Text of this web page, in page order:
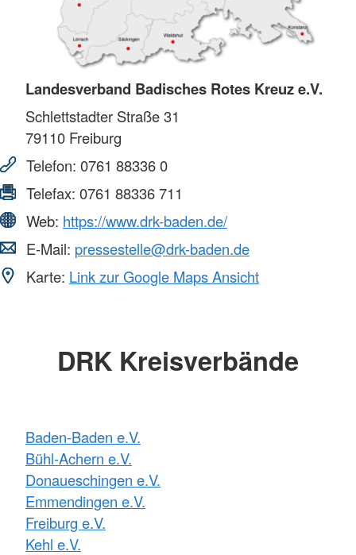
Landesverband Badisches Rotes Kreuz e.V.
Schlettstadter Straße 31
79110 Freiburg
Telefon: 0761 88336 0
Telefax: 0761 88336 711
Web: https://www.drk-baden.de/
E-Mail: pressestelle@drk-baden.de
Karte: Link zur Google Maps Ansicht
DRK Kreisverbände
Baden-Baden e.V.
Bühl-Achern e.V.
Donaueschingen e.V.
Emmendingen e.V.
Freiburg e.V.
Kehl e.V.